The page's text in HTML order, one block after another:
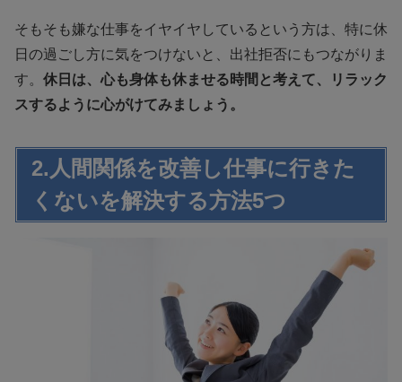
そもそも嫌な仕事をイヤイヤしているという方は、特に休
日の過ごし方に気をつけないと、出社拒否にもつながりま
す。 休日は、心も身体も休ませる時間と考えて、リラック
スするように心がけてみましょう。
2.人間関係を改善し仕事に行きた
くないを解決する方法5つ